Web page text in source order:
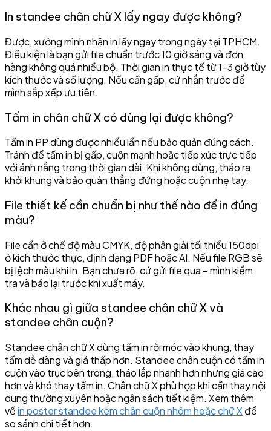
In standee chân chữ X lấy ngay được không?
Được, xưởng mình nhận in lấy ngay trong ngày tại TPHCM.
Điều kiện là bạn gửi file chuẩn trước 10 giờ sáng và đơn
hàng không quá nhiều bộ. Thời gian in thực tế từ 1–3 giờ tùy
kích thước và số lượng. Nếu cần gấp, cứ nhắn trước để
mình sắp xếp ưu tiên.
Tấm in chân chữ X có dùng lại được không?
Tấm in PP dùng được nhiều lần nếu bảo quản đúng cách.
Tránh để tấm in bị gấp, cuộn mạnh hoặc tiếp xúc trực tiếp
với ánh nắng trong thời gian dài. Khi không dùng, tháo ra
khỏi khung và bảo quản thẳng đứng hoặc cuộn nhẹ tay.
File thiết kế cần chuẩn bị như thế nào để in đúng
màu?
File cần ở chế độ màu CMYK, độ phân giải tối thiểu 150dpi
ở kích thước thực, định dạng PDF hoặc AI. Nếu file RGB sẽ
bị lệch màu khi in. Bạn chưa rõ, cứ gửi file qua – mình kiểm
tra và báo lại trước khi xuất máy.
Khác nhau gì giữa standee chân chữ X và
standee chân cuộn?
Standee chân chữ X dùng tấm in rời móc vào khung, thay
tấm dễ dàng và giá thấp hơn. Standee chân cuộn có tấm in
cuộn vào trục bên trong, tháo lắp nhanh hơn nhưng giá cao
hơn và khó thay tấm in. Chân chữ X phù hợp khi cần thay nội
dung thường xuyên hoặc ngân sách tiết kiệm. Xem thêm
vềin poster standee kèm chân cuộn nhôm hoặc chữ X để
so sánh chi tiết hơn.